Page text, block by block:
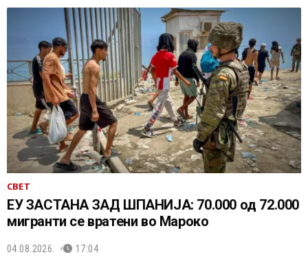
СВЕТ
ЕУ ЗАСТАНА ЗАД ШПАНИЈА: 70.000 од 72.000
мигранти се вратени во Мароко
04.08.2026. 17:04